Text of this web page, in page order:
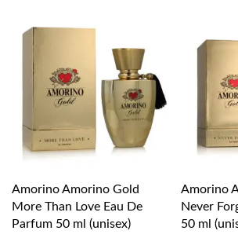
Amorino Amorino Gold
More Than Love Eau De
Parfum 50 ml (unisex)
Amorino
Never
50 ml